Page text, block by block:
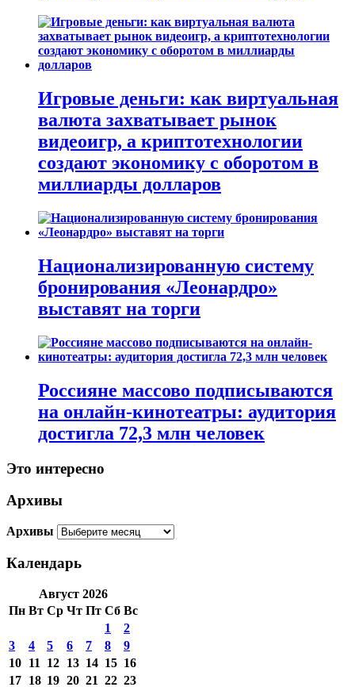
Игровые деньги: как виртуальная
валюта захватывает рынок
видеоигр, а криптотехнологии
создают экономику с оборотом в
миллиарды долларов
Национализированную систему
бронирования «Леонардро»
выставят на торги
Россияне массово подписываются
на онлайн-кинотеатры: аудитория
достигла 72,3 млн человек
Это интересно
Архивы
Архивы
Календарь
Август 2026
Пн Вт Ср Чт Пт Сб Вс
1
2
3
4 5 6 7 8
9
10 11 12 13 14 15 16
17 18 19 20 21 22 23